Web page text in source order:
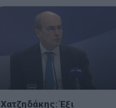
Χατζηδάκης: Έξι